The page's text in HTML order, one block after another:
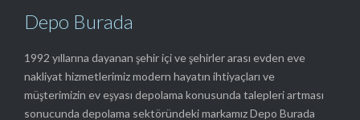
Depo Burada
1992 yıllarına dayanan şehir içi ve şehirler arası evden eve
nakliyat hizmetlerimiz modern hayatın ihtiyaçları ve
müşterimizin ev eşyası depolama konusunda talepleri artması
sonucunda depolama sektöründeki markamız Depo Burada